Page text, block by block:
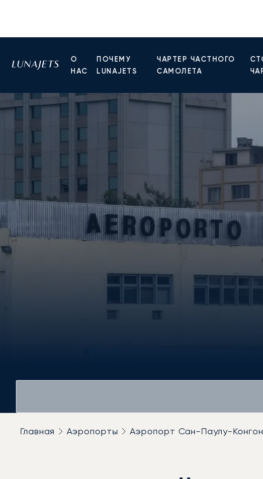
О
НАС
ПОЧЕМУ
LUNAJETS
ЧАРТЕР ЧАСТНОГО
САМОЛЕТА
Главная Аэропорты Аэропорт Сан-Паулу-